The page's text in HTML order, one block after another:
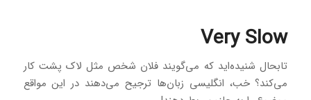
Very Slow
تابحال شنیده‌اید که می‌گویند فلان شخص مثل لاک پشت کار
می‌کند؟ خب، انگلیسی زبان‌ها ترجیح می‌دهند در این مواقع